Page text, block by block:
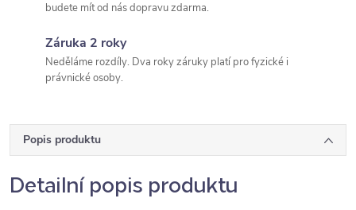
budete mít od nás dopravu zdarma.
Záruka 2 roky
Neděláme rozdíly. Dva roky záruky platí pro fyzické i
právnické osoby.
Popis produktu
Detailní popis produktu